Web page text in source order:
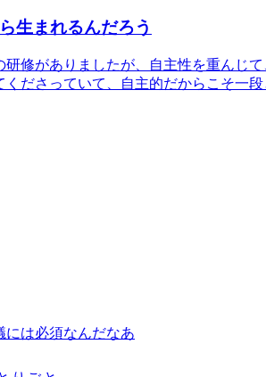
生まれるんだろう
研修がありましたが、自主性を重んじ
くださっていて、自主的だからこそ一
には必須なんだなあ